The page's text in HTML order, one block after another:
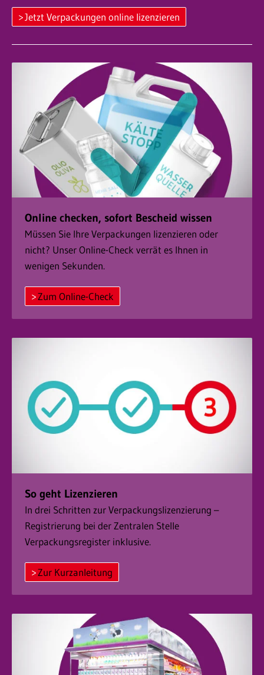
Jetzt Verpackungen online lizenzieren
Online checken, sofort Bescheid wissen
Müssen Sie Ihre Verpackungen lizenzieren oder
nicht? Unser Online-Check verrät es Ihnen in
wenigen Sekunden.
Zum Online-Check
So geht Lizenzieren
In drei Schritten zur Verpackungslizenzierung –
Registrierung bei der Zentralen Stelle
Verpackungsregister inklusive.
Zur Kurzanleitung